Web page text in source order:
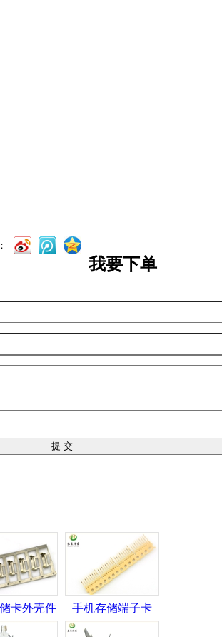
我要下单
卡外壳件 手机存储端子卡